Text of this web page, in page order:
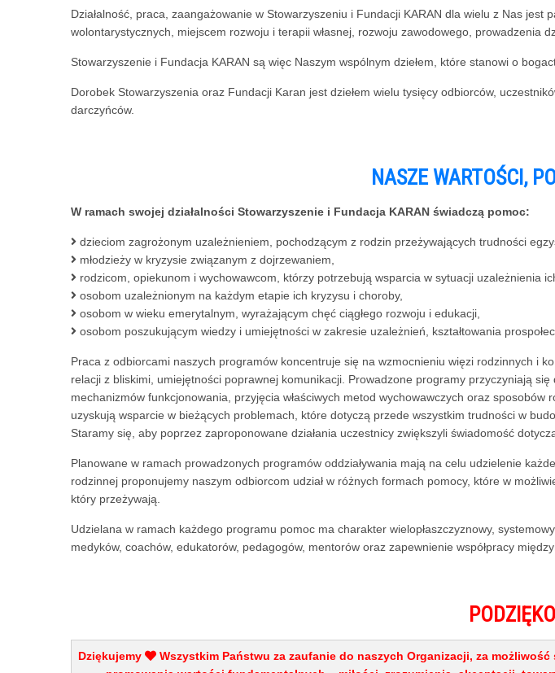
Działalność, praca, zaangażowanie w Stowarzyszeniu i Fundacji KARAN dla wielu z Nas
wolontarystycznych, miejscem rozwoju i terapii własnej, rozwoju zawodowego, prowadzenia
Stowarzyszenie i Fundacja KARAN są więc Naszym wspólnym dziełem, które stanowi o
Dorobek Stowarzyszenia oraz Fundacji Karan jest dziełem wielu tysięcy odbiorców,
darczyńców.
NASZE WARTOŚCI,
W ramach swojej działalności Stowarzyszenie i Fundacja KARAN świadczą pomoc:
dzieciom zagrożonym uzależnieniem, pochodzącym z rodzin przeżywających trudności
młodzieży w kryzysie związanym z dojrzewaniem,
rodzicom, opiekunom i wychowawcom, którzy potrzebują wsparcia w sytuacji uzależnienia
osobom uzależnionym na każdym etapie ich kryzysu i choroby,
osobom w wieku emerytalnym, wyrażającym chęć ciągłego rozwoju i edukacji,
osobom poszukującym wiedzy i umiejętności w zakresie uzależnień, kształtowania
Praca z odbiorcami naszych programów koncentruje się na wzmocnieniu więzi rodzinnych i
relacji z bliskimi, umiejętności poprawnej komunikacji. Prowadzone programy przyczyniają
mechanizmów funkcjonowania, przyjęcia właściwych metod wychowawczych oraz
uzyskują wsparcie w bieżących problemach, które dotyczą przede wszystkim trudności w
Staramy się, aby poprzez zaproponowane działania uczestnicy zwiększyli świadomość
Planowane w ramach prowadzonych programów oddziaływania mają na celu udzielenie
rodzinnej proponujemy naszym odbiorcom udział w różnych formach pomocy, które w
który przeżywają.
Udzielana w ramach każdego programu pomoc ma charakter wielopłaszczyznowy,
medyków, coachów, edukatorów, pedagogów, mentorów oraz zapewnienie współpracy
Dziękujemy
Wszystkim Państwu za zaufanie do naszych Organizacji, za